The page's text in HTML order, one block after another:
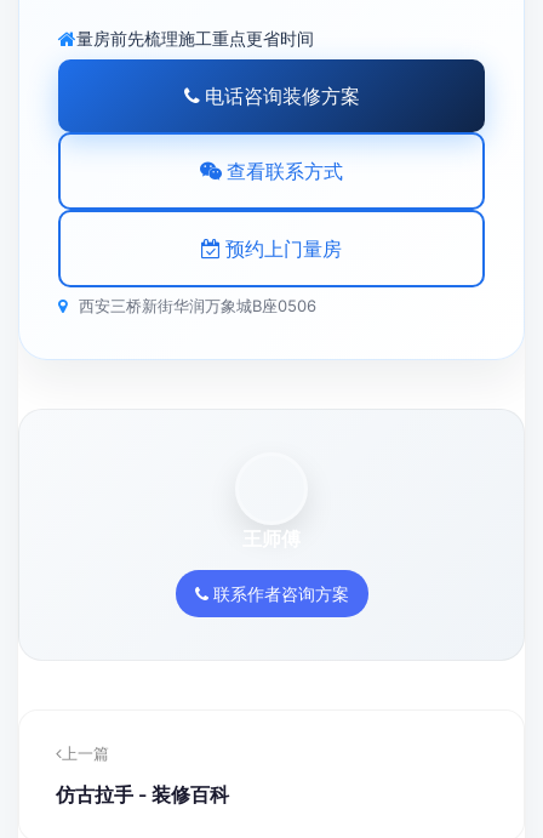
量房前先梳理施工重点更省时间
电话咨询装修方案
查看联系方式
预约上门量房
西安三桥新街华润万象城B座0506
王师傅
联系作者咨询方案
上一篇
仿古拉手 - 装修百科